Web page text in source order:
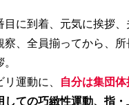
目に到着、元気に挨拶、
察、全員揃ってから、所
運動に、
自分は集団体
しての巧緻性運動、指